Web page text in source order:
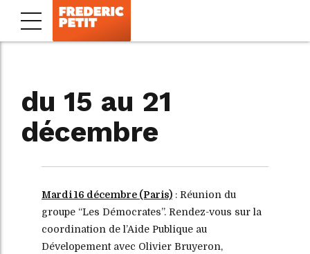
du 15 au 21
décembre
Mardi 16 décembre (Paris) : Réunion du
groupe “Les Démocrates”. Rendez-vous sur la
coordination de l’Aide Publique au
Dévelopement avec Olivier Bruyeron,